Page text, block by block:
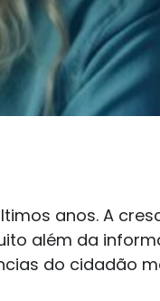
anos. A
além da
do cidadão